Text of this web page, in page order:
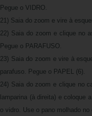
Pegue o VIDRO.
21) Saia do zoom e vire à
22) Saia do zoom e clique no
Pegue o PARAFUSO.
23) Saia do zoom e vire à
parafuso. Pegue o PAPEL (6).
24) Saia do zoom e clique no
lamparina (à direita) e coloque
o vidro. Use o pano molhado